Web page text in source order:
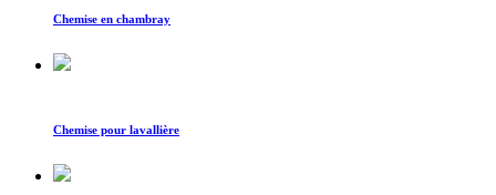
Chemise en chambray
Chemise pour lavallière